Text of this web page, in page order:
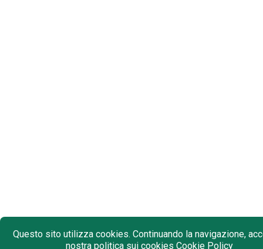
Questo sito utilizza cookies. Continuando la navigazione,
nostra politica sui cookies Cookie Policy